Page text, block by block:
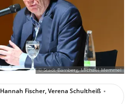
© Stadt Bamberg, Michael Memmel
Hannah Fischer, Verena Schultheiß